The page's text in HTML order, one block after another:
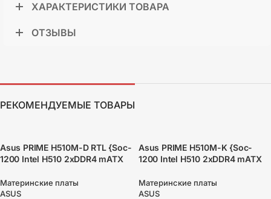
ХАРАКТЕРИСТИКИ ТОВАРА
ОТЗЫВЫ
РЕКОМЕНДУЕМЫЕ ТОВАРЫ
Asus PRIME H510M-D RTL {Soc-
1200 Intel H510 2xDDR4 mATX
GbLAN+VGA+HDMI}
Материнские платы
ASUS
Asus PRIME H510M-K {Soc-
1200 Intel H510 2xDDR4 mATX
GbLAN+VGA+HDMI}
Материнские платы
ASUS